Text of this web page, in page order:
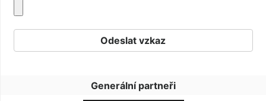
Generální partneři